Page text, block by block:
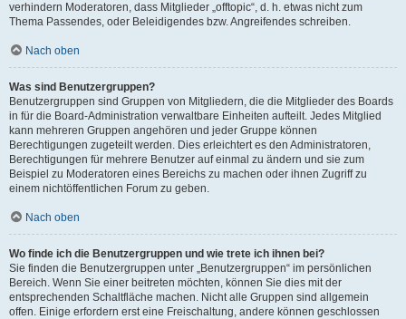
verhindern Moderatoren, dass Mitglieder „offtopic“, d. h. etwas nicht zum
Thema Passendes, oder Beleidigendes bzw. Angreifendes schreiben.
Nach oben
Was sind Benutzergruppen?
Benutzergruppen sind Gruppen von Mitgliedern, die die Mitglieder des Boards
in für die Board-Administration verwaltbare Einheiten aufteilt. Jedes Mitglied
kann mehreren Gruppen angehören und jeder Gruppe können
Berechtigungen zugeteilt werden. Dies erleichtert es den Administratoren,
Berechtigungen für mehrere Benutzer auf einmal zu ändern und sie zum
Beispiel zu Moderatoren eines Bereichs zu machen oder ihnen Zugriff zu
einem nichtöffentlichen Forum zu geben.
Nach oben
Wo finde ich die Benutzergruppen und wie trete ich ihnen bei?
Sie finden die Benutzergruppen unter „Benutzergruppen“ im persönlichen
Bereich. Wenn Sie einer beitreten möchten, können Sie dies mit der
entsprechenden Schaltfläche machen. Nicht alle Gruppen sind allgemein
offen. Einige erfordern erst eine Freischaltung, andere können geschlossen